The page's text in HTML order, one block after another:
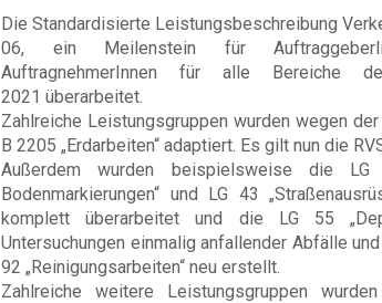
Die Standardisierte Leistungsbeschreibung
06, ein Meilenstein für
AuftragnehmerInnen für alle Bereiche
2021 überarbeitet.
Zahlreiche Leistungsgruppen wurden wegen
B 2205 „Erdarbeiten“ adaptiert. Es gilt nun die
Außerdem wurden beispielsweise die LG
Bodenmarkierungen“ und LG 43
komplett überarbeitet und die LG 55
Untersuchungen einmalig anfallender Abfälle
92 „Reinigungsarbeiten“ neu erstellt.
Zahlreiche weitere Leistungsgruppen